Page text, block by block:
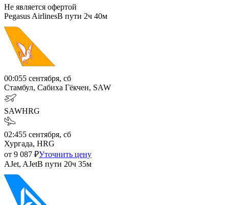
Не является офертой
Pegasus AirlinesВ пути 2ч 40м
00:055 сентября, сб
Стамбул, Сабиха Гёкчен, SAW
SAWHRG
02:455 сентября, сб
Хургада, HRG
от 9 087 ₽Уточнить цену
AJet, AJetВ пути 20ч 35м